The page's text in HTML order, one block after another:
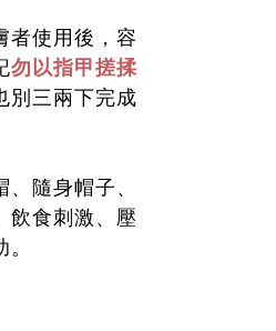
者使用後，容
勿以指甲搓揉
別三兩下完成
隨身帽子、
飲食刺激、壓